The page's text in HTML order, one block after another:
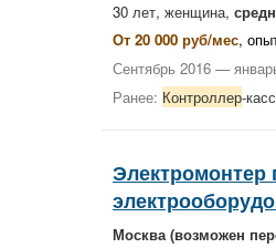
30 лет, женщина,
От 20 000 руб/мес,
Сентябрь 2016 —
Ранее: Контроллер-
Москва(возможен